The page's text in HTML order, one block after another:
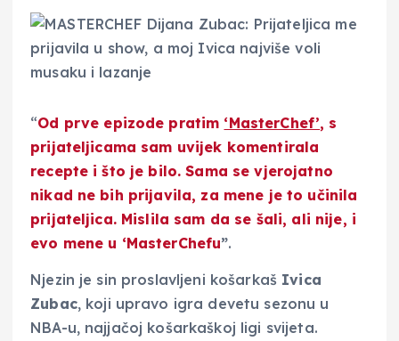
“Od prve epizode pratim ‘MasterChef’, s
prijateljicama sam uvijek komentirala
recepte i što je bilo. Sama se vjerojatno
nikad ne bih prijavila, za mene je to učinila
prijateljica. Mislila sam da se šali, ali nije, i
evo mene u ‘MasterChefu”.
Njezin je sin proslavljeni košarkaš Ivica
Zubac, koji upravo igra devetu sezonu u
NBA-u, najjačoj košarkaškoj ligi svijeta.